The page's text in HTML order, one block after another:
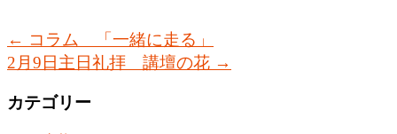
← コラム 「一緒に走る」
2月9日主日礼拝 講壇の花 →
カテゴリー